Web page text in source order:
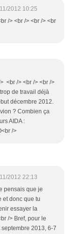
2012 10:25
/> <br /> <br /> <br
<br /> <br /> <br />
de travail déjà
décembre 2012.
? Combien ça
AIDA :
/>
2012 22:13
pensais que je
et donc que tu
essayer la
/> Bref, pour le
2013, 6-7